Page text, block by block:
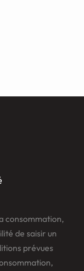
consommation,
de saisir un
prévues